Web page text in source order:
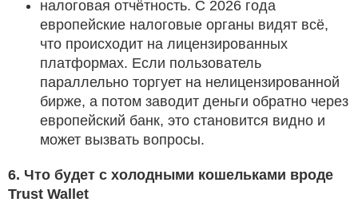
налоговая отчётность. С 2026 года
европейские налоговые органы видят всё,
что происходит на лицензированных
платформах. Если пользователь
параллельно торгует на нелицензированной
бирже, а потом заводит деньги обратно через
европейский банк, это становится видно и
может вызвать вопросы.
6. Что будет с холодными кошельками вроде
Trust Wallet